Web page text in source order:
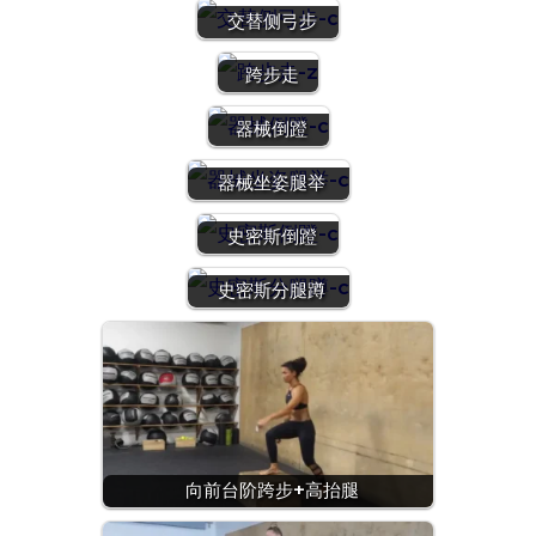
交替侧弓步
跨步走
器械倒蹬
器械坐姿腿举
史密斯倒蹬
史密斯分腿蹲
向前台阶跨步+高抬腿